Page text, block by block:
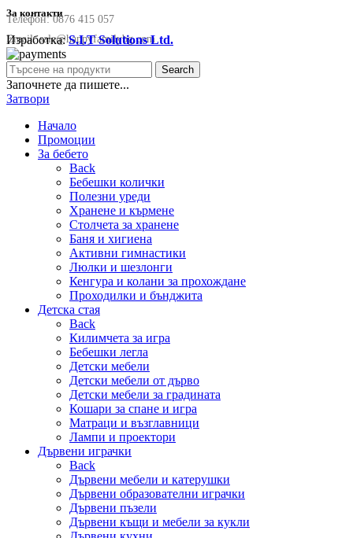
За контакти
Телефон:0876 415 057
Email:sale@happyfamilybg.com
Изработка:S.I.T Solutions Ltd.
Search
Започнете да пишете...
Затвори
Начало
Промоции
За бебето
Back
Бебешки колички
Полезни уреди
Хранене и кърмене
Столчета за хранене
Баня и хигиена
Активни гимнастики
Люлки и шезлонги
Кенгура и колани за прохождане
Проходилки и бънджита
Детска стая
Back
Килимчета за игра
Бебешки легла
Детски мебели
Детски мебели от дърво
Детски мебели за градината
Кошари за спане и игра
Матраци и възглавници
Лампи и проектори
Дървени играчки
Back
Дървени мебели и катерушки
Дървени образователни играчки
Дървени пъзели
Дървени къщи и мебели за кукли